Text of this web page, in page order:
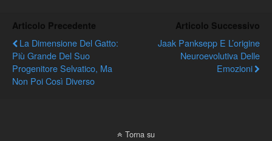
Articolo Precedente
La Dimensione Del Gatto:
Più Grande Del Suo
Progenitore Selvatico, Ma
Non Poi Così Diverso
Articolo Successivo
Jaak Panksepp E L’origine
Neuroevolutiva Delle
Emozioni
Torna su